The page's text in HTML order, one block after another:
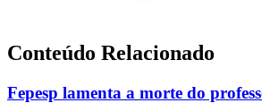
Conteúdo Relacionado
Fepesp lamenta a morte do